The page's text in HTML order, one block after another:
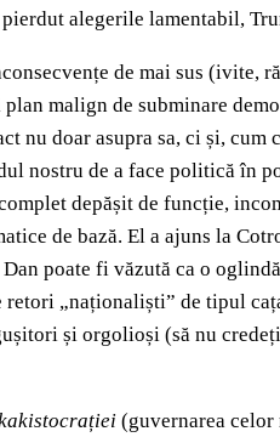
alegerile lamentabil,
de mai sus (ivite,
malign de subminare
nu doar asupra sa, ci și,
nostru de a face politică în
depășit de funcție,
de bază. El a ajuns la
poate fi văzută ca o
„naționaliști” de tipul
și orgolioși (să nu
(guvernarea